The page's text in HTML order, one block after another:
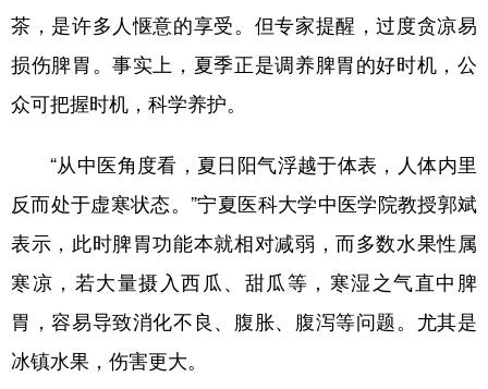
茶，是许多人惬意的享受。但专家提醒，过度贪凉易
损伤脾胃。事实上，夏季正是调养脾胃的好时机，公
众可把握时机，科学养护。
“从中医角度看，夏日阳气浮越于体表，人体内里
反而处于虚寒状态。”宁夏医科大学中医学院教授郭斌
表示，此时脾胃功能本就相对减弱，而多数水果性属
寒凉，若大量摄入西瓜、甜瓜等，寒湿之气直中脾
胃，容易导致消化不良、腹胀、腹泻等问题。尤其是
冰镇水果，伤害更大。